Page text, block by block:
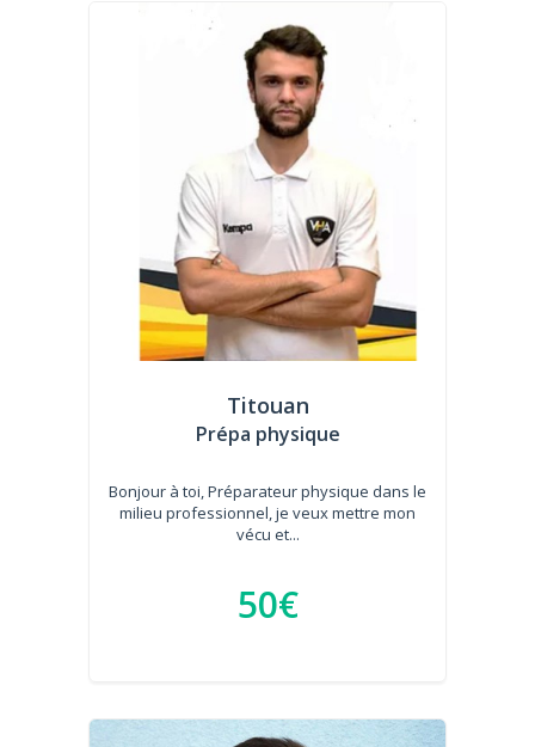
Titouan
Prépa physique
Bonjour à toi, Préparateur physique dans le
milieu professionnel, je veux mettre mon
vécu et...
50€